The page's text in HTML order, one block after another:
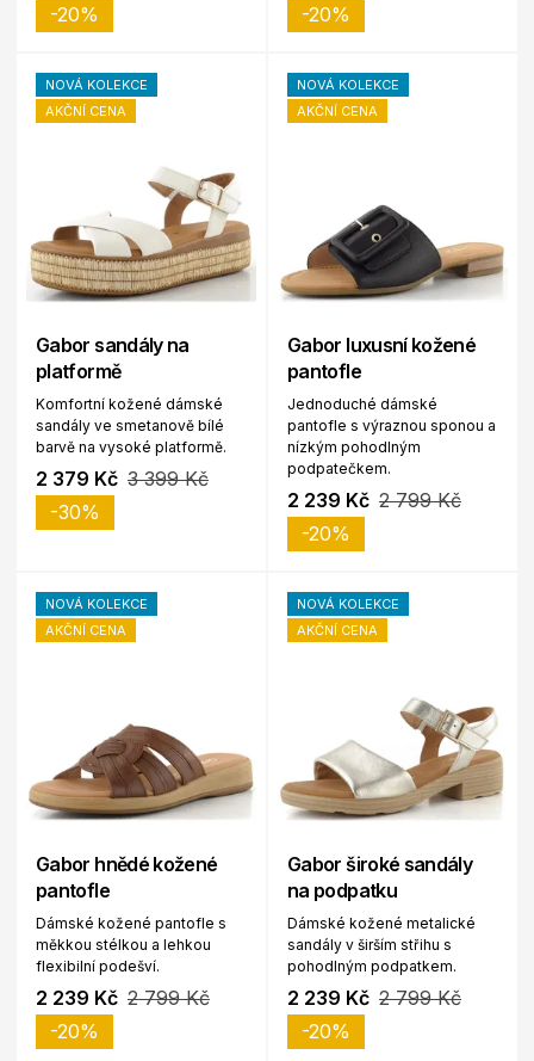
-20%
-20%
NOVÁ KOLEKCE
AKČNÍ CENA
Gabor sandály na
platformě
Komfortní kožené dámské
sandály ve smetanově bílé
barvě na vysoké platformě.
2 379 Kč 3 399 Kč
-30%
NOVÁ KOLEKCE
AKČNÍ CENA
Gabor luxusní kožené
pantofle
Jednoduché dámské
pantofle s výraznou sponou a
nízkým pohodlným
podpatečkem.
2 239 Kč 2 799 Kč
-20%
NOVÁ KOLEKCE
AKČNÍ CENA
Gabor hnědé kožené
pantofle
Dámské kožené pantofle s
měkkou stélkou a lehkou
flexibilní podešví.
2 239 Kč 2 799 Kč
-20%
NOVÁ KOLEKCE
AKČNÍ CENA
Gabor široké sandály
na podpatku
Dámské kožené metalické
sandály v širším střihu s
pohodlným podpatkem.
2 239 Kč 2 799 Kč
-20%